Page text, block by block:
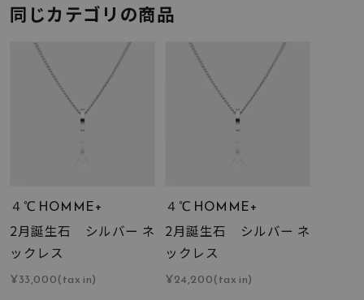
同じカテゴリの商品
４℃ HOMME+
2月誕生石 シルバー ネ
ックレス
¥33,000(tax in)
４℃ HOMME+
2月誕生石 シルバー ネ
ックレス
¥24,200(tax in)